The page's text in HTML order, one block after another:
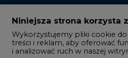
Zmiany kadrowe na rynku
Studio CIRE
Rozmowy o energetyce
Niniejsza strona korzysta
Wykorzystujemy pliki cookie
treści i reklam, aby oferować
i analizować ruch w naszej